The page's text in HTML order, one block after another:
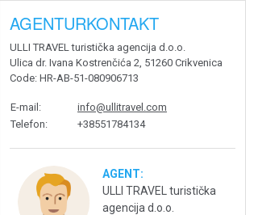
AGENTURKONTAKT
ULLI TRAVEL turistička agencija d.o.o.
Ulica dr. Ivana Kostrenčića 2, 51260 Crikvenica
Code: HR-AB-51-080906713
E-mail :
info@ullitravel.com
Telefon: +38551784134
AGENT:
ULLI TRAVEL turistička
agencija d.o.o.